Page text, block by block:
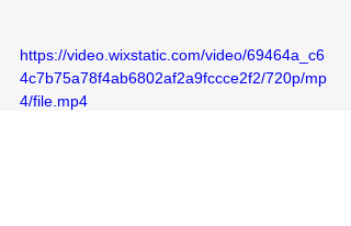
https://video.wixstatic.com/video/69464a_c6
4c7b75a78f4ab6802af2a9fccce2f2/720p/mp
4/file.mp4